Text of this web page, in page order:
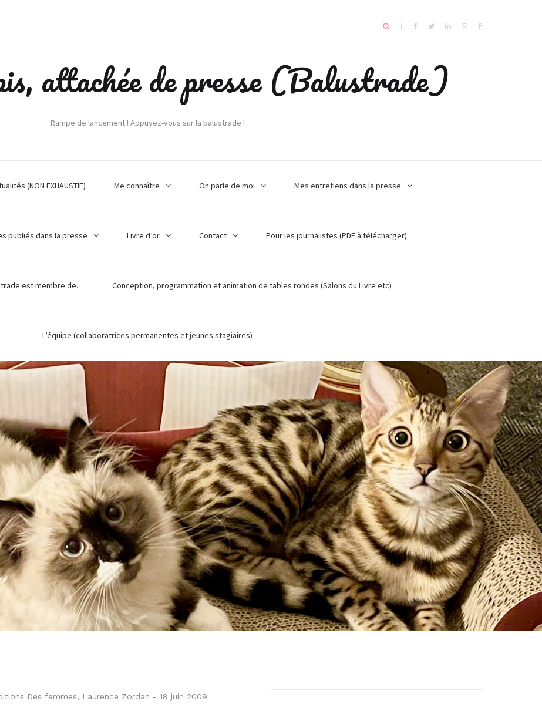
attachée de presse (Balustrade)
Rampe de lancement ! Appuyez-vous sur la balustrade !
(NON EXHAUSTIF) Me connaître On parle de moi Mes entretiens dans la presse
publiés dans la presse Livre d’or Contact Pour les journalistes (PDF à télécharger)
est membre de… Conception, programmation et animation de tables rondes (Salons du Livre etc)
L’équipe (collaboratrices permanentes et jeunes stagiaires)
Des femmes, Laurence Zordan - 18 juin 2009